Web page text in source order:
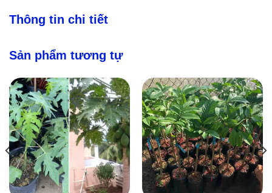
Thông tin chi tiết
Sản phẩm tương tự